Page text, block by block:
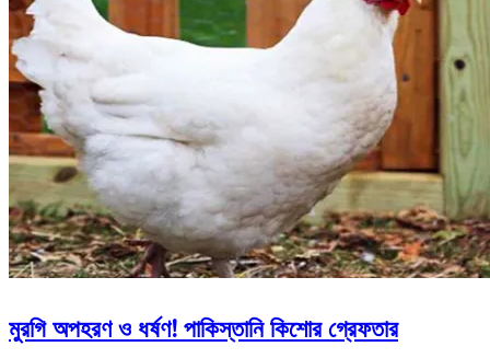
মুরগি অপহরণ ও ধর্ষণ! পাকিস্তানি কিশোর গ্রেফতার